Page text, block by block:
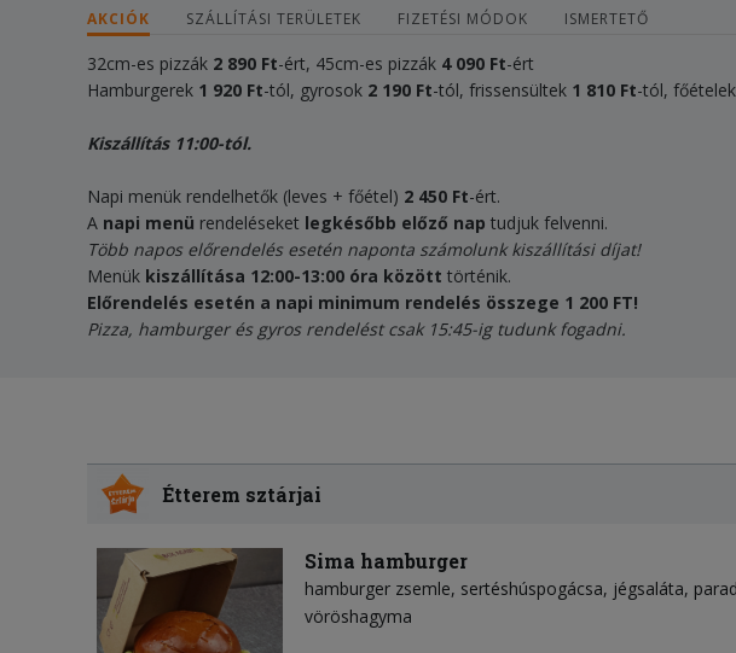
AKCIÓK SZÁLLÍTÁSI TERÜLETEK FIZETÉSI MÓDOK ISMERTETŐ
32cm-es pizzák 2 890 Ft-ért, 45cm-es pizzák 4 090 Ft-ért
Hamburgerek 1 920 Ft-tól, gyrosok 2 190 Ft-tól, frissensültek 1 810 Ft-tól, főételek
Kiszállítás 11:00-tól.
Napi menük rendelhetők (leves + főétel) 2 450 Ft-ért.
A napi menü rendeléseket legkésőbb előző nap tudjuk felvenni.
Több napos előrendelés esetén naponta számolunk kiszállítási díjat!
Menük kiszállítása 12:00-13:00 óra között történik.
Előrendelés esetén a napi minimum rendelés összege 1 200 FT!
Pizza, hamburger és gyros rendelést csak 15:45-ig tudunk fogadni.
Étterem sztárjai
Sima hamburger
hamburger zsemle sertéshúspogácsa jégsaláta
vöröshagyma